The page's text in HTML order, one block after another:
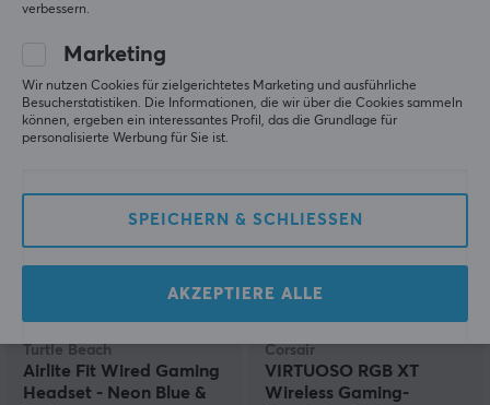
39.90 € 19.90 € (24.90 €)
Turtle Beach
Airlite Fit Wired Gaming
Headset - Neon Blue &
Corsair
VIRTUOSO RGB XT
Wireless Gaming-
verbessern.
Marketing
Wir nutzen Cookies für zielgerichtetes Marketing und ausführliche
Besucherstatistiken. Die Informationen, die wir über die Cookies sammeln
können, ergeben ein interessantes Profil, das die Grundlage für
personalisierte Werbung für Sie ist.
SPEICHERN & SCHLIESSEN
AKZEPTIERE ALLE